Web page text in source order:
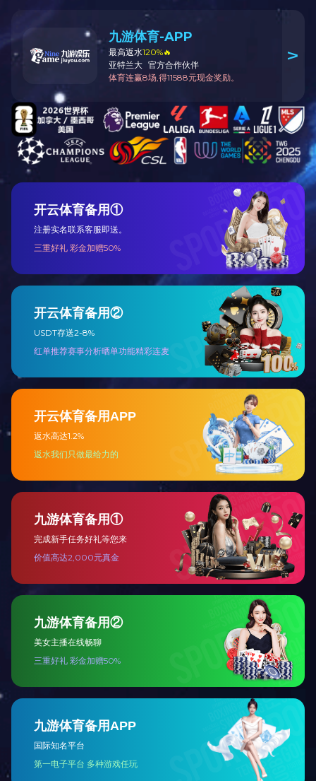
李济深
中华人
席。无
周谷城
全国人
家、社
校教授
赵朴
全
东吴
孙起
全国
年毕